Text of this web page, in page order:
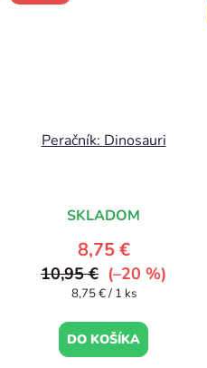
Peračník: Dinosauri
SKLADOM
8,75 €
10,95 € (–20 %)
Jednotková
8,75 € / 1 ks
DO KOŠÍKA